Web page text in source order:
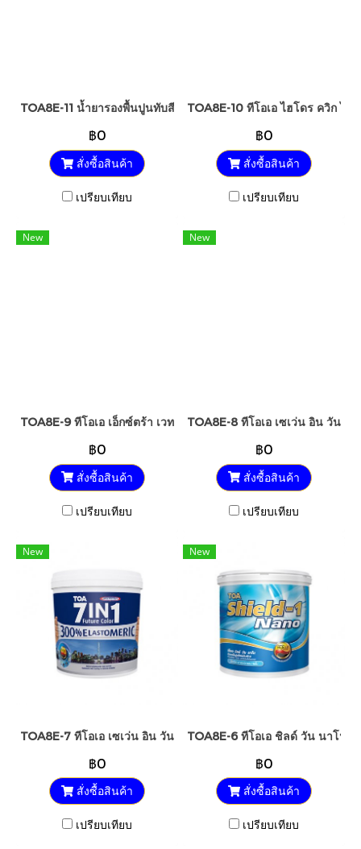
TOA8E-11 น้ำยารองพื้นปูนทับสีเก่า ทีโอเอ
฿0
สั่งซื้อสินค้า
เปรียบเทียบ
TOA8E-10 ทีโอเอ ไฮโดร ควิก ไพร
฿0
สั่งซื้อสินค้า
เปรียบเทียบ
New
TOA8E-9 ทีโอเอ เอ็กซ์ตร้า เวท ไพรเมอร์
฿0
สั่งซื้อสินค้า
เปรียบเทียบ
New
TOA8E-8 ทีโอเอ เซเว่น อิน วัน สี
฿0
สั่งซื้อสินค้า
เปรียบเทียบ
New
TOA8E-7 ทีโอเอ เซเว่น อิน วัน น้ำยารองพื้นปูนเก่า สูตรน้ำ
฿0
สั่งซื้อสินค้า
เปรียบเทียบ
New
TOA8E-6 ทีโอเอ ชิลด์ วัน นาโน
฿0
สั่งซื้อสินค้า
เปรียบเทียบ